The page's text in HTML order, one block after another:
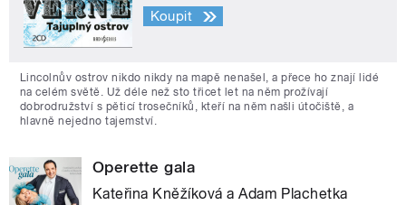
Koupit
Lincolnův ostrov nikdo nikdy na mapě nenašel, a přece ho znají lidé
na celém světě. Už déle než sto třicet let na něm prožívají
dobrodružství s pěticí trosečníků, kteří na něm našli útočiště, a
hlavně nejedno tajemství.
Operette gala
Kateřina Kněžíková a Adam Plachetka